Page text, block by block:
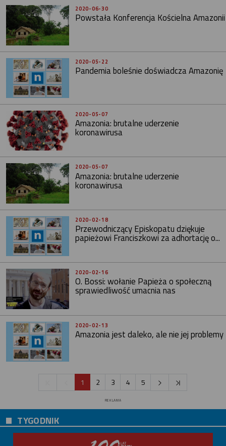
2020-06-30
Powstała Konferencja Kościelna Amazonii
2020-05-22
Pandemia boleśnie doświadcza Amazonię
2020-05-07
Amazonia: brutalne uderzenie
koronawirusa
2020-05-07
Amazonia: brutalne uderzenie
koronawirusa
2020-02-18
Przewodniczący Episkopatu dziękuje
papieżowi Franciszkowi za adhortację o...
2020-02-16
O. Bossi: wołanie Papieża o społeczną
sprawiedliwość umacnia nas
2020-02-13
Amazonia jest daleko, ale nie jej problemy
1 2 3 4 5
REKLAMA
TYGODNIK